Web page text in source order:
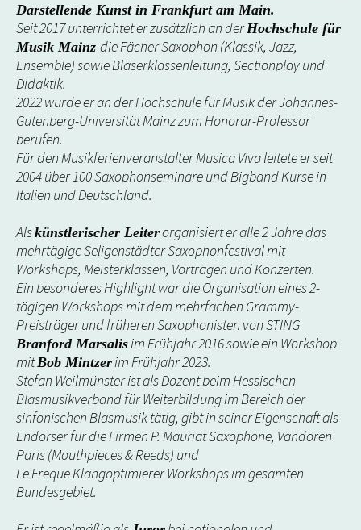
Darstellende Kunst in Frankfurt am Main.
Seit 2017 unterrichtet er zusätzlich an derHochschule für
Musik Mainz die Fächer Saxophon (Klassik, Jazz,
Ensemble) sowie Bläserklassenleitung, Sectionplay und
Didaktik.
2022 wurde er an der Hochschule für Musik der Johannes-
Gutenberg-Universität Mainz zum Honorar-Professor
berufen.
Für den Musikferienveranstalter Musica Viva leitete er seit
2004 über 100 Saxophonseminare und Bigband Kurse in
Italien und Deutschland.
Alskünstlerischer Leiterorganisiert er alle 2 Jahre das
mehrtägige Seligenstädter Saxophonfestival mit
Workshops, Meisterklassen, Vorträgen und Konzerten.
Ein besonderes Highlight war die Organisation eines 2-
tägigen Workshops mit dem mehrfachen Grammy-
Preisträger und früheren Saxophonisten von STING
Branford Marsalisim Frühjahr 2016 sowie ein Workshop
mitBob Mintzerim Frühjahr 2023.
Stefan Weilmünster ist als Dozent beim Hessischen
Blasmusikverband für Weiterbildung im Bereich der
sinfonischen Blasmusik tätig, gibt in seiner Eigenschaft als
Endorser für die Firmen P. Mauriat Saxophone, Vandoren
Paris (Mouthpieces & Reeds) und
Le Freque Klangoptimierer Workshops im gesamten
Bundesgebiet.